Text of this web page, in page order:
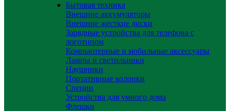
Бытовая техника
Внешние аккумуляторы
Внешние жесткие диски
Зарядные устройства для телефона с
логотипом
Компьютерные и мобильные аксессуары
Лампы и светильники
Наушники
Портативные колонки
Специи
Устройства для умного дома
Флешки